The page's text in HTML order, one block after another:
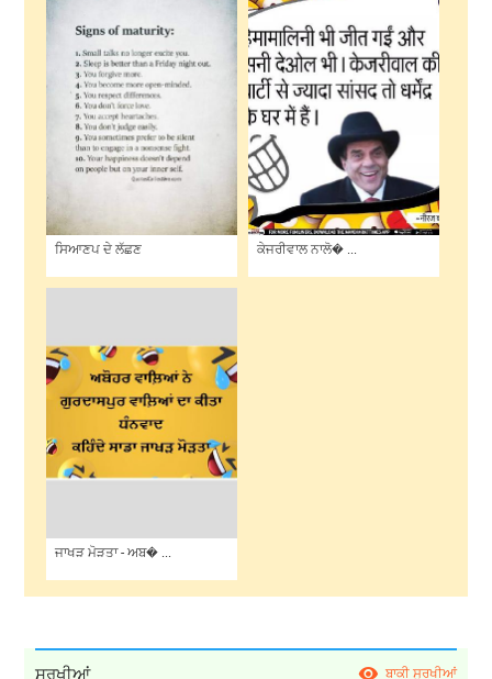
ਸਿਆਣਪ ਦੇ ਲੱਛਣ ਕੇਜਰੀਵਾਲ ਨਾਲੋ� ...
ਜਾਖੜ ਮੋੜਤਾ - ਅਬ� ...
ਸੁਰਖੀਆਂ ਬਾਕੀ ਸੁਰਖੀਆਂ